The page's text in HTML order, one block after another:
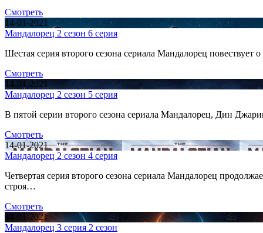
Смотреть
14-01-2021
Мандалорец 2 сезон 6 серия
Шестая серия второго сезона сериала Мандалорец
Смотреть
14-01-2021
Мандалорец 2 сезон 5 серия
В пятой серии второго сезона сериала Мандалорец, Дин
Смотреть
14-01-2021
Мандалорец 2 сезон 4 серия
Четвертая серия второго сезона сериала Мандалорец
строя…
Смотреть
14-01-2021
Мандалорец 3 серия 2 сезон